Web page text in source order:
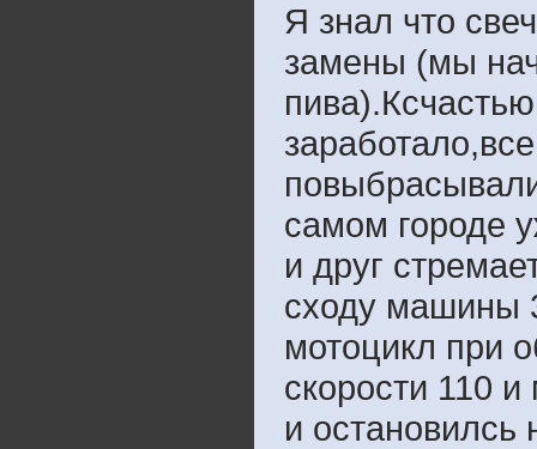
Я знал что
замены (мы
самом городе
и друг
сходу машины
мотоцикл при
скорости 110
и остановилсь